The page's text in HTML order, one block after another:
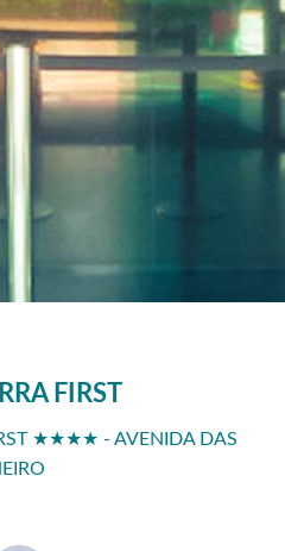
FIRST
★★★★ - AVENIDA DAS